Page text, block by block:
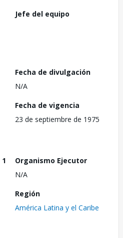
Jefe del equipo
Fecha de divulgación
N/A
Fecha de vigencia
23 de septiembre de 1975
1
Organismo Ejecutor
N/A
Región
América Latina y el Caribe